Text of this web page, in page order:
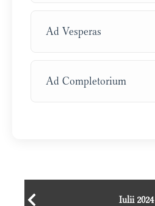
Ad Vesperas
Ad Completorium
Iulii 2024